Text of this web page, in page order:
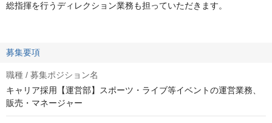
総指揮を行うディレクション業務も担っていただきます。
募集要項
職種 / 募集ポジション名
キャリア採用【運営部】スポーツ・ライブ等イベントの運営業務、
販売・マネージャー